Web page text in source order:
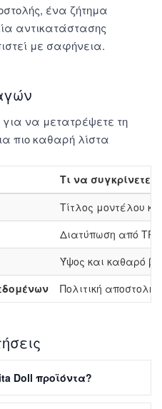
ένα ζήτημα
αντικατάστασης
με σαφήνεια.
για να μετατρέψετε τη
πιο καθαρή λίστα
Τι να συγκρίνετε
Τίτλος μοντέλου
Διατύπωση από TPE,
Ύψος και καθαρό
Πολιτική
Doll προϊόντα?